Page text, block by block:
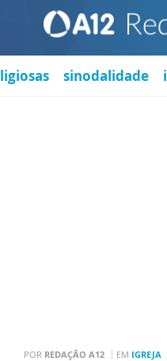
sinodalidade
POR REDAÇÃO A12 EM IGREJA